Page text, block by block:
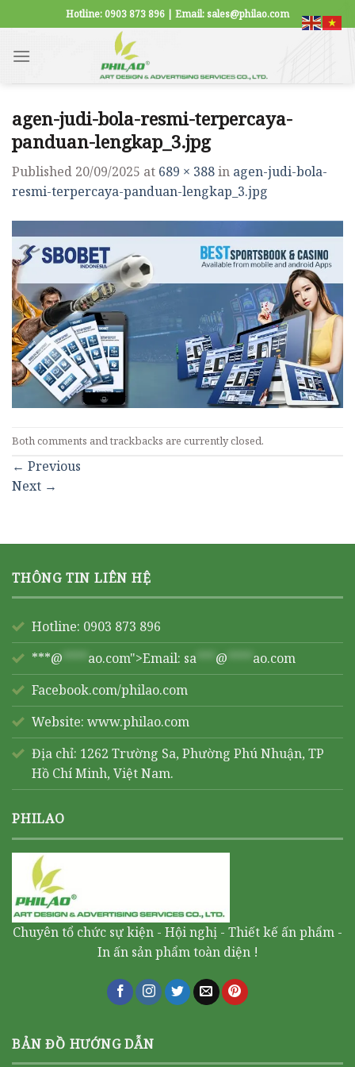
to
content
Hotline: 0903 873 896 | Email: sales@philao.com
agen-judi-bola-resmi-terpercaya-
panduan-lengkap_3.jpg
Published 20/09/2025 at 689 × 388in agen-judi-bola-
resmi-terpercaya-panduan-lengkap_3.jpg
Both comments and trackbacks are currently closed.
← Previous
Next →
THÔNG TIN LIÊN HỆ
Hotline: 0903 873 896
***@ **** ao.com">Email: sa *** @ **** ao.com
Facebook.com/philao.com
Website: www.philao.com
Địa chỉ: 1262 Trường Sa, Phường Phú Nhuận, TP
Hồ Chí Minh, Việt Nam.
PHILAO
Chuyên tổ chức sự kiện - Hội nghị - Thiết kế ấn phẩm -
In ấn sản phẩm toàn diện !
BẢN ĐỒ HƯỚNG DẪN